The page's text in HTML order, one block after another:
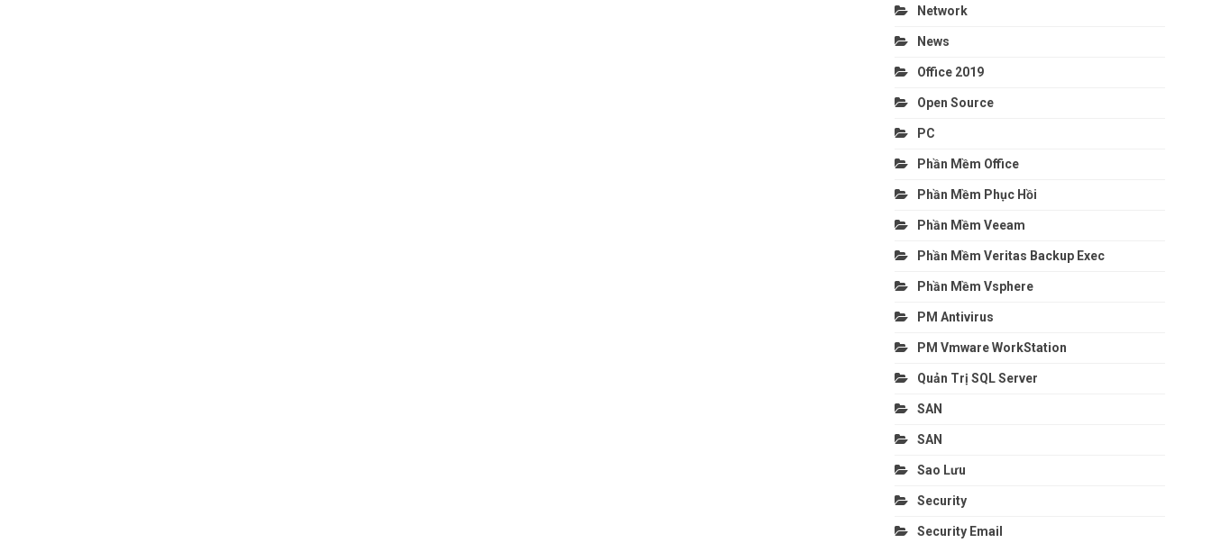
Network
News
Office 2019
Open Source
PC
Phần Mềm Office
Phần Mềm Phục Hồi
Phần Mềm Veeam
Phần Mềm Veritas Backup Exec
Phần Mềm Vsphere
PM Antivirus
PM Vmware WorkStation
Quản Trị SQL Server
SAN
SAN
Sao Lưu
Security
Security Email